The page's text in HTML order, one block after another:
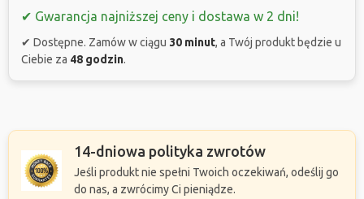
✔ Gwarancja najniższej ceny i dostawa w 2 dni!
✔ Dostępne. Zamów w ciągu 30 minut, a Twój produkt będzie u
Ciebie za 48 godzin.
14-dniowa polityka zwrotów
Jeśli produkt nie spełni Twoich oczekiwań, odeślij go
do nas, a zwrócimy Ci pieniądze.